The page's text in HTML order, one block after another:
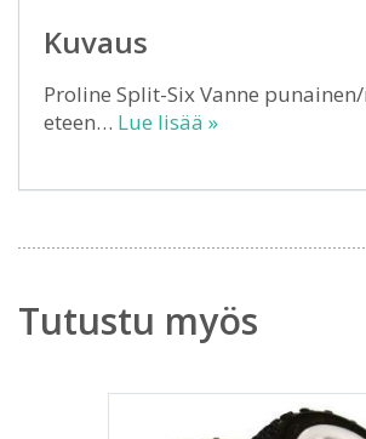
Kuvaus
Proline Split-Six Vanne
eteen… Lue lisää »
Tutustu myös